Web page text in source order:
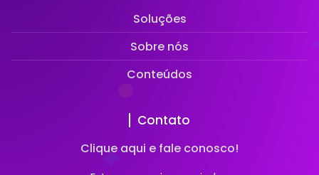
Soluções
Sobre nós
Conteúdos
Contato
Clique aqui e fale conosco!